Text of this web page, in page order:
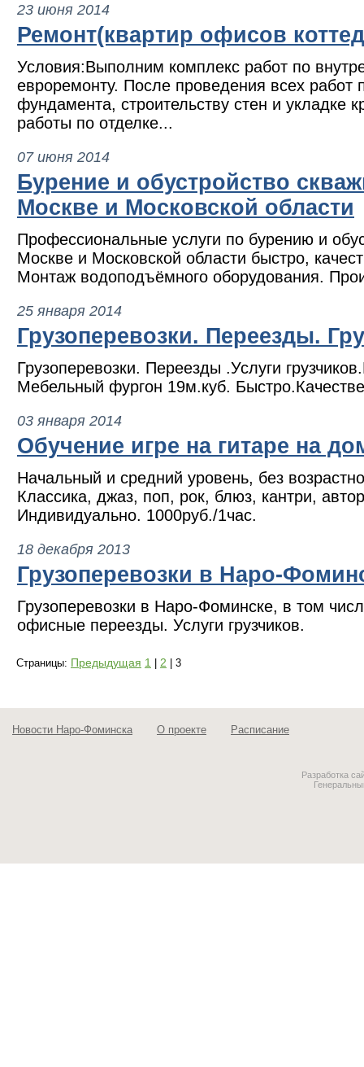
23 июня 2014
Ремонт(квартир офисов
Условия:Выполним комплекс работ по
евроремонту. После проведения всех работ
фундамента, строительству стен и укладке
работы по отделке...
07 июня 2014
Бурение и обустройство
Москве и Московской области
Профессиональные услуги по бурению и
Москве и Московской области быстро,
Монтаж водоподъёмного оборудования.
25 января 2014
Грузоперевозки. Переезды.
Грузоперевозки. Переезды .Услуги
Мебельный фургон 19м.куб.
03 января 2014
Обучение игре на гитаре на
Начальный и средний уровень, без
Классика, джаз, поп, рок, блюз, кантри,
Индивидуально. 1000руб./1час.
18 декабря 2013
Грузоперевозки в Наро-
Грузоперевозки в Наро-Фоминске, в том
офисные переезды. Услуги грузчиков.
Страницы: Предыдущая 1 2 | 3
Новости Наро-Фоминска О проекте Расписание
Разработка